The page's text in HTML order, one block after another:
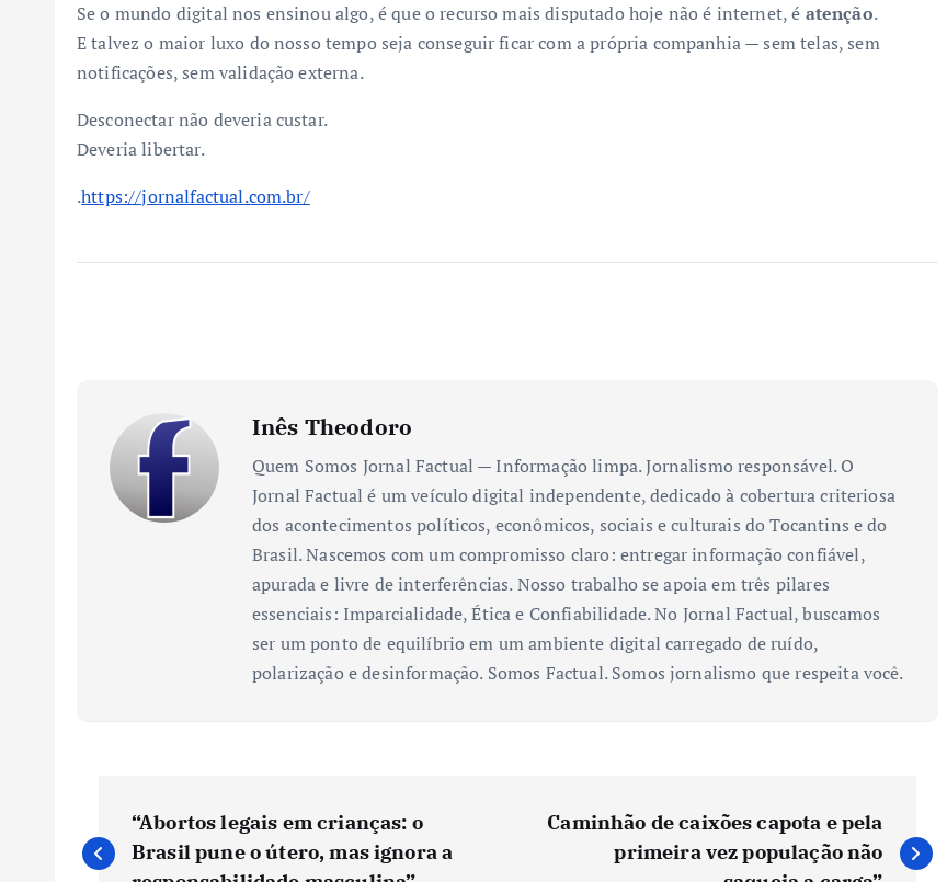
Se o mundo digital nos ensinou algo, é que o recurso mais disputado hoje não é internet, é atenção.
E talvez o maior luxo do nosso tempo seja conseguir ficar com a própria companhia — sem telas, sem
notificações, sem validação externa.
Desconectar não deveria custar.
Deveria libertar.
.https://jornalfactual.com.br/
Inês Theodoro
Quem Somos Jornal Factual — Informação limpa. Jornalismo responsável. O
Jornal Factual é um veículo digital independente, dedicado à cobertura criteriosa
dos acontecimentos políticos, econômicos, sociais e culturais do Tocantins e do
Brasil. Nascemos com um compromisso claro: entregar informação confiável,
apurada e livre de interferências. Nosso trabalho se apoia em três pilares
essenciais: Imparcialidade, Ética e Confiabilidade. No Jornal Factual, buscamos
ser um ponto de equilíbrio em um ambiente digital carregado de ruído,
polarização e desinformação. Somos Factual. Somos jornalismo que respeita você.
a
“Abortos legais em crianças: o
Brasil pune o útero, mas ignora a
Caminhão de caixões capota e pela
primeira vez população não